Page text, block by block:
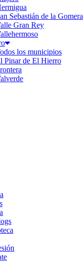
Sebastián de la Gomera
Gran Rey
los municipios
Pinar de El Hierro